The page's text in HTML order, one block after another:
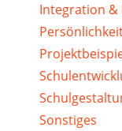
Integration
Sonstiges